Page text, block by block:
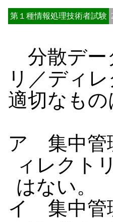
第１種情報処理技術者試験
分散デー
リ／ディ
適切なもの
ア 集中管
ィレクト
はない。
イ 集中管